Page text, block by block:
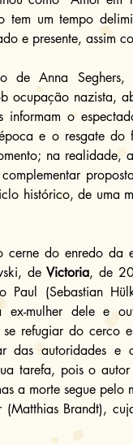
um tempo
e presente, assim
de Anna
ocupação nazista,
o
e o resgate do
na realidade,
histórico, de uma
cerne do enredo da
de Victoria, de
Paul (Sebastian
ex-mulher dele e
refugiar do cerco
das autoridades
tarefa, pois o
a morte segue pelo
Brandt),